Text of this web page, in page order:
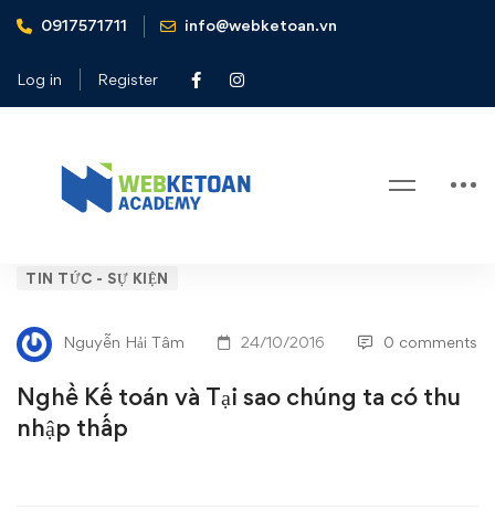
0917571711 info@webketoan.vn
Log in Register
Home
Tin tức - Sự kiện
Nghề
Kế
toán
và
TIN TỨC - SỰ KIỆN
Nguyễn Hải Tâm 24/10/2016 0 comments
Nghề Kế toán và Tại sao chúng ta có thu
nhập thấp